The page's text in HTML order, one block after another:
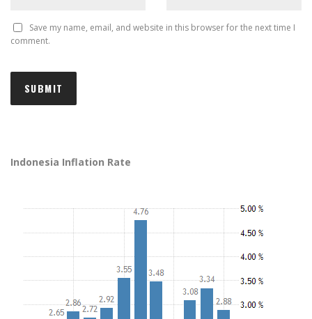
Save my name, email, and website in this browser for the next time I
comment.
Indonesia Inflation Rate